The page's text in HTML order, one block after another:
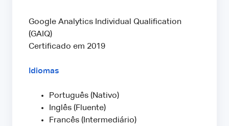
Google Analytics Individual Qualification
(GAIQ)
Certificado em 2019
Idiomas
Português (Nativo)
Inglês (Fluente)
Francês (Intermediário)